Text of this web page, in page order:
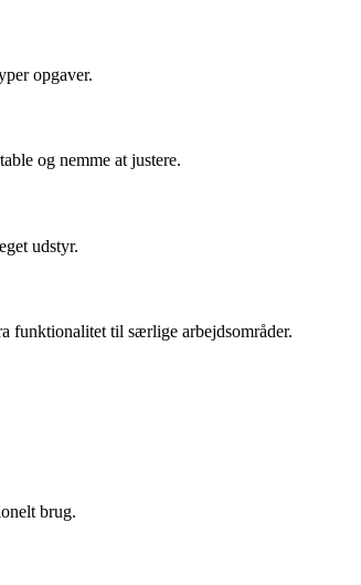
opgaver.
og nemme at justere.
udstyr.
funktionalitet til særlige arbejdsområder.
brug.